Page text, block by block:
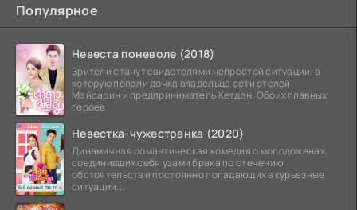
Популярное
Невеста поневоле (2018)
Зрители станут свидетелями непростой ситуации, в
которую попали дочка владельца сети отелей
Мэйсарин и предприниматель Кетдэн. Обоих главных
героев
Невестка-чужестранка (2020)
Динамичная романтическая комедия о молодоженах,
соединивших себя узами брака по стечению
обстоятельств и постоянно попадающих в курьезные
ситуации...